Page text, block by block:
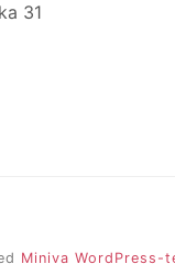
31
Miniva WordPress-